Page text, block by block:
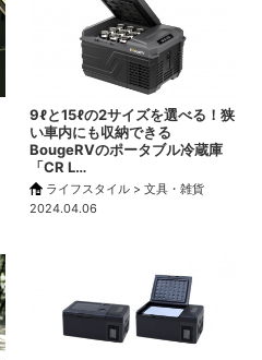
9ℓと15ℓの2サイズを選べる！狭
い車内にも収納できる
BougeRVのポータブル冷蔵庫
「CR L…
ライフスタイル > 文具・雑貨
2024.04.06